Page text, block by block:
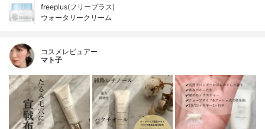
freeplus(フリープラス)
ウォータリークリーム
コスメレビュアー
マト子